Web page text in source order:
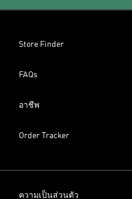
Store Finder
FAQs
อาชีพ
Order Tracker
ความเป็นส่วนตัว